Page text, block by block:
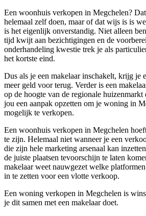
Een woonhuis verkopen in Megchelen?
helemaal zelf doen, maar of dat wijs is is
is het eigenlijk onverstandig. Niet alleen
tijd kwijt aan bezichtigingen en de
onderhandeling kwestie trek je als
het kortste eind.
Dus als je een makelaar inschakelt, krijg je
meer geld voor terug. Verder is een
op de hoogte van de regionale huizenmarkt
jou een aanpak opzetten om je woning in
mogelijk te verkopen.
Een woonhuis verkopen in Megchelen
te zijn. Helemaal niet wanneer je een
die zijn hele marketing arsenaal kan
de juiste plaatsen tevoorschijn te laten
makelaar weet nauwgezet welke
in te zetten voor een vlotte verkoop.
Een woning verkopen in Megchelen is
je dit samen met een makelaar doet.